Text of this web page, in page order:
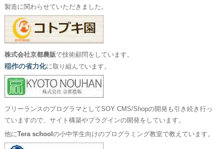
製造に関わらせていただきました。
株式会社京都農販で技術顧問をしています。
稲作の省力化に取り組んでいます。
フリーランスのプログラマとしてSOY CMS/Shopの開発も引き続き行っ
ていますので、サイト構築やプラグインの開発をしています。
他にTera school の小中学生向けのプログラミング教室で教えています。